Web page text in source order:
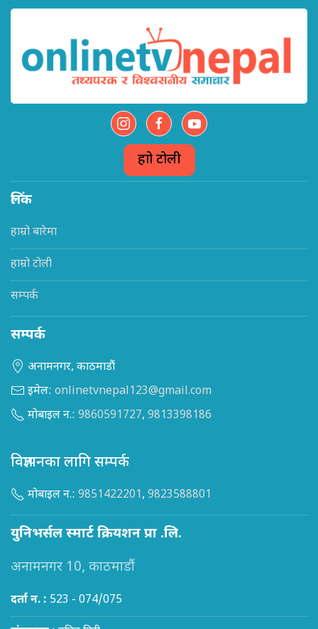
हाम्रो टोली
लिंक
हाम्रो बारेमा
हाम्रो टोली
सम्पर्क
सम्पर्क
अनामनगर, काठमाडौं
इमेल: onlinetvnepal123@gmail.com
मोबाइल न.: 9860591727, 9813398186
विज्ञापनका लागि सम्पर्क
मोबाइल न.: 9851422201, 9823588801
युनिभर्सल स्मार्ट क्रियशन प्रा .लि.
अनामनगर 10, काठमाडौं
दर्ता न. : 523 - 074/075